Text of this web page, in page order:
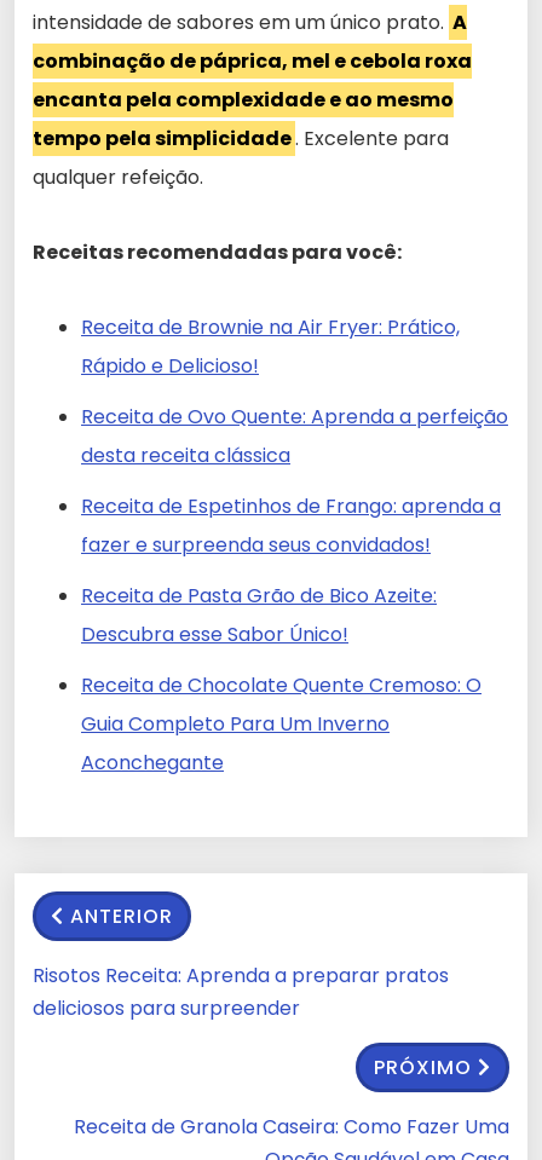
intensidade de sabores em um único prato. A
combinação de páprica, mel e cebola roxa
encanta pela complexidade e ao mesmo
tempo pela simplicidade. Excelente para
qualquer refeição.
Receitas recomendadas para você:
Receita de Brownie na Air Fryer: Prático,
Rápido e Delicioso!
Receita de Ovo Quente: Aprenda a perfeição
desta receita clássica
Receita de Espetinhos de Frango: aprenda a
fazer e surpreenda seus convidados!
Receita de Pasta Grão de Bico Azeite:
Descubra esse Sabor Único!
Receita de Chocolate Quente Cremoso: O
Guia Completo Para Um Inverno
Aconchegante
ANTERIOR
Risotos Receita: Aprenda a preparar pratos
deliciosos para surpreender
PRÓXIMO
Receita de Granola Caseira: Como Fazer Uma